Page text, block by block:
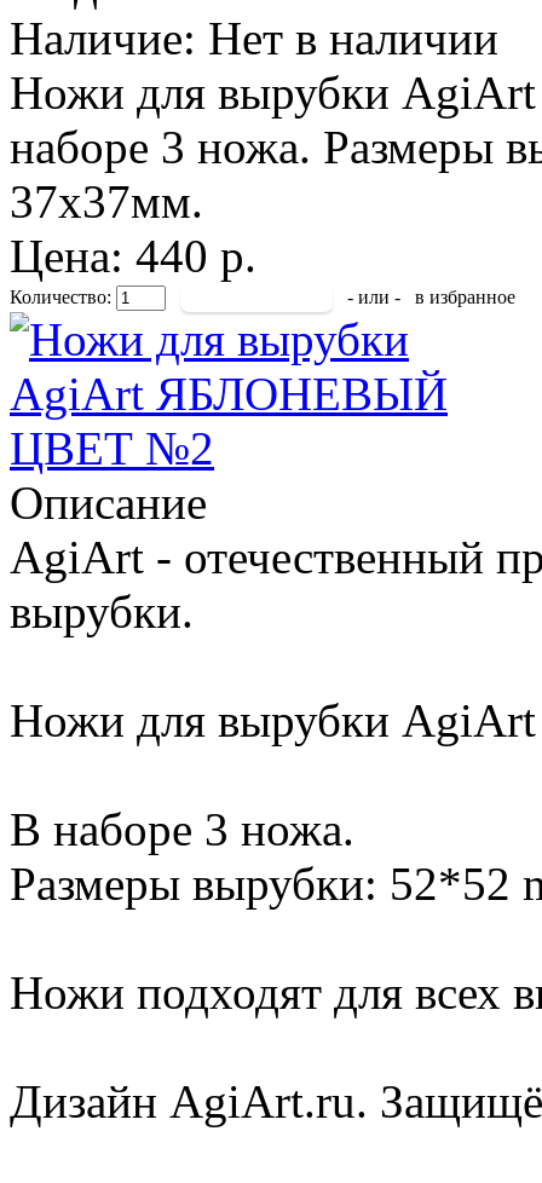
Наличие: Нет в наличии
Ножи для вырубки
наборе 3 ножа. Размеры
37х37мм.
Цена: 440 р.
Количество: - или - в избранное
Описание
AgiArt - отечественный
вырубки.
Ножи для вырубки
В наборе 3 ножа.
Размеры вырубки: 52*52
Ножи подходят для всех
Дизайн AgiArt.ru.